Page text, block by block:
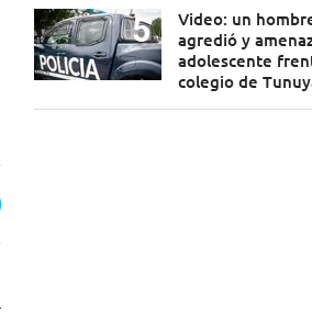
Video: un
agredió y
adolescente
colegio de